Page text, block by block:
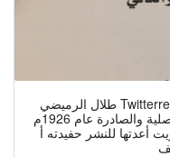
طلال الرميضي Twitterren صدر حديثا كتاب تاريخ الكويت للشيخ
عبدالعزيز الرشيد يرحمه الله بطبعته الأصلية والصادرة عام 1926م
أعدتها للنشر حفيدته أ